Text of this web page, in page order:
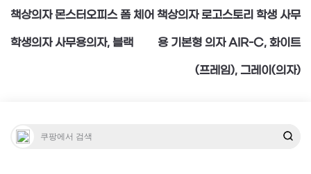
탐
책상의자 몬스터오피스 폼 체어
학생의자 사무용의자, 블랙
책상의자 로고스토리 학생 사무
용 기본형 의자 AIR-C, 화이트
(프레임), 그레이(의자)